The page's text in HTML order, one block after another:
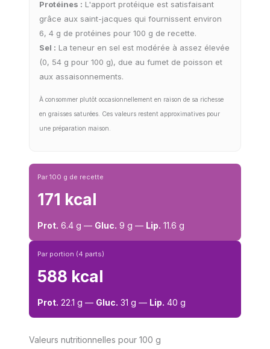
Protéines : L'apport protéique est satisfaisant
grâce aux saint-jacques qui fournissent environ
6, 4 g de protéines pour 100 g de recette.
Sel : La teneur en sel est modérée à assez élevée
(0, 54 g pour 100 g), due au fumet de poisson et
aux assaisonnements.
À consommer plutôt occasionnellement en raison de sa richesse
en graisses saturées. Ces valeurs restent approximatives pour
une préparation maison.
Par 100 g de recette
171 kcal
Prot. 6.4 g — Gluc. 9 g — Lip. 11.6 g
Par portion (4 parts)
588 kcal
Prot. 22.1 g — Gluc. 31 g — Lip. 40 g
Valeurs nutritionnelles pour 100 g